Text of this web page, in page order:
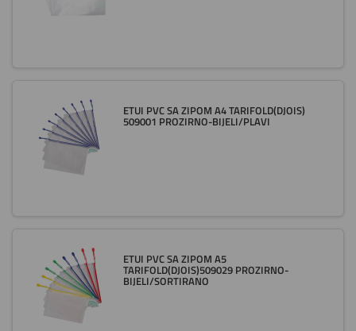
ETUI PVC SA ZIPOM A4 TARIFOLD(DJOIS)
509001 PROZIRNO-BIJELI/PLAVI
ETUI PVC SA ZIPOM A5
TARIFOLD(DJOIS)509029 PROZIRNO-
BIJELI/SORTIRANO